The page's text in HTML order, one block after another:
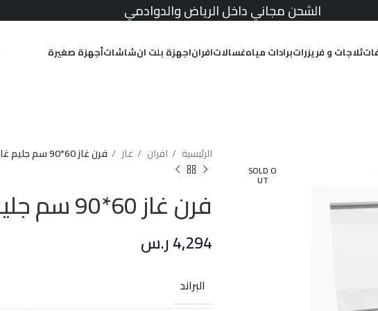
الشحن مجاني داخل الرياض والدوادمي
ثلاجات و فريزراتبرادات مياهغسالاتافراناجهزة بلت انشاشاتأجهزة صغيرة
SOLD O
UT
الرئيسية افران غاز فرن غاز 60*90 سم جليم غاز 5 عيون استيل
فرن غاز 60*90 سم جليم غاز 5 عيون استيل
4,294ر.س
البراند